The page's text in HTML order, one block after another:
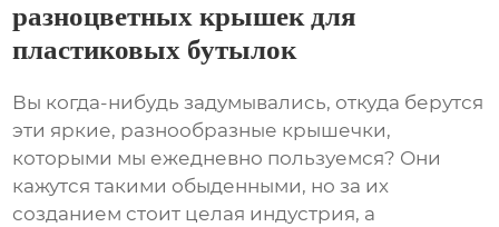
разноцветных крышек для
пластиковых бутылок
Вы когда-нибудь задумывались, откуда берутся
эти яркие, разнообразные крышечки,
которыми мы ежедневно пользуемся? Они
кажутся такими обыденными, но за их
созданием стоит целая индустрия, а